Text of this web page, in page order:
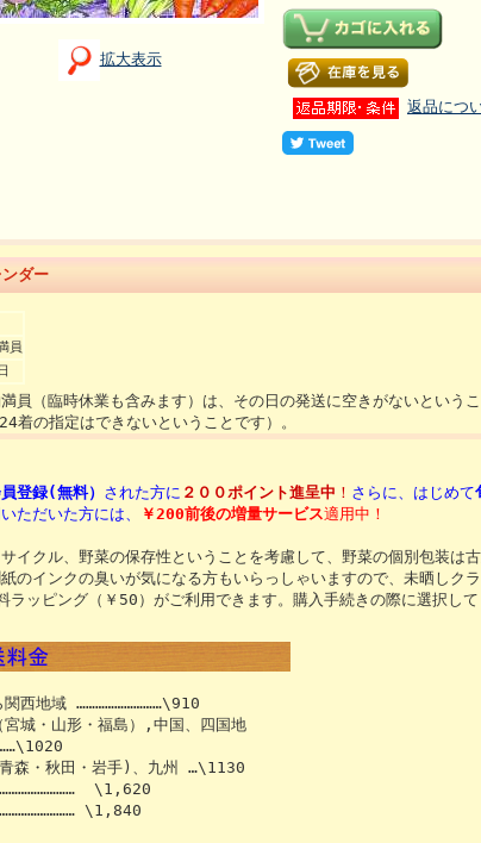
拡大表示
返品につ
ダー
員
員（臨時休業も含みます）は、その日の発送に空きがないという
着の指定はできないということです）。
登録(無料） された方に ２００ポイント進呈中 ！ さらに、はじめて
ただいた方には、
￥200前後の増量サービス適用中 ！
イクル、野菜の保存性ということを考慮して、野菜の個別包装は
のインクの臭いが気になる方もいらっしゃいますので、未晒しク
ラッピング（￥50）がご利用できます。購入手続きの際に選択して
関西地域 ………………………\910
宮城・山形・福島）,中国、四国地
森・秋田・岩手)、九州 …\1130
\1,620
\1,840